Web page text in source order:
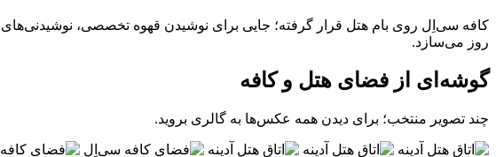
روز می‌سازد.
گوشه‌ای از فضای هتل و کافه
چند تصویر منتخب؛ برای دیدن همه عکس‌ها به گالری بروید.